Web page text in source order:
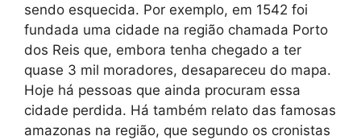
sendo esquecida. Por exemplo, em 1542 foi
fundada uma cidade na região chamada Porto
dos Reis que, embora tenha chegado a ter
quase 3 mil moradores, desapareceu do mapa.
Hoje há pessoas que ainda procuram essa
cidade perdida. Há também relato das famosas
amazonas na região, que segundo os cronistas